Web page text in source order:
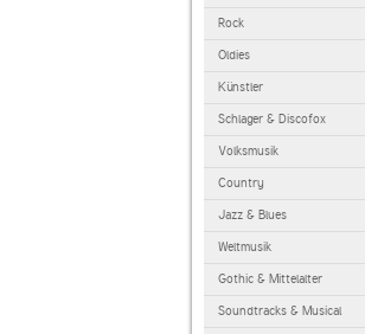
Rock
Oldies
Künstler
Schlager & Discofox
Volksmusik
Country
Jazz & Blues
Weltmusik
Gothic & Mittelalter
Soundtracks & Musical